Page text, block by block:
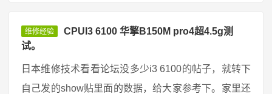
维修经验
CPUI3 6100 华擎B150M pro4超4.5g测
试。
日本维修技术看看论坛没多少i3 6100的帖子，就转下
自己发的show贴里面的数据，给大家参考下。家里还